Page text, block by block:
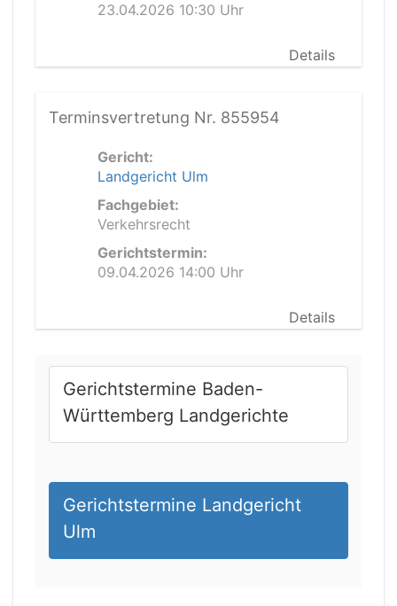
23.04.2026 10:30 Uhr
Details
Terminsvertretung Nr. 855954
Gericht:
Landgericht Ulm
Fachgebiet:
Verkehrsrecht
Gerichtstermin:
09.04.2026 14:00 Uhr
Details
Gerichtstermine Baden-
Württemberg Landgerichte
Gerichtstermine Landgericht
Ulm